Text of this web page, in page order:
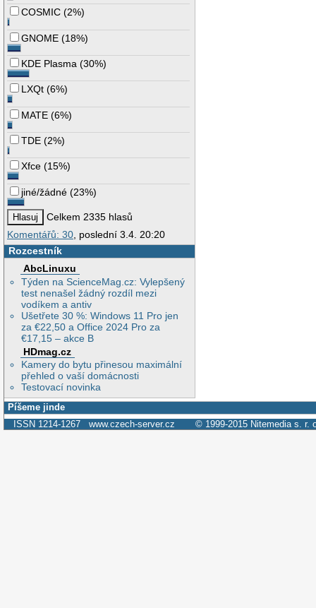
COSMIC (2%)
GNOME (18%)
KDE Plasma (30%)
LXQt (6%)
MATE (6%)
TDE (2%)
Xfce (15%)
jiné/žádné (23%)
Celkem 2335 hlasů
Komentářů: 30, poslední 3.4. 20:20
Rozcestník
AbcLinuxu
Týden na ScienceMag.cz: Vylepšený
test nenašel žádný rozdíl mezi
vodíkem a antiv
Ušetřete 30 %: Windows 11 Pro jen
za €22,50 a Office 2024 Pro za
€17,15 – akce B
HDmag.cz
Kamery do bytu přinesou maximální
přehled o vaší domácnosti
Testovací novinka
Píšeme jinde
ISSN 1214-1267 www.czech-server.cz © 1999-2015 Nitemedia s. r.